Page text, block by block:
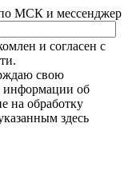
МСК и мессенджер
и согласен с
свою
информации об
на обработку
здесь